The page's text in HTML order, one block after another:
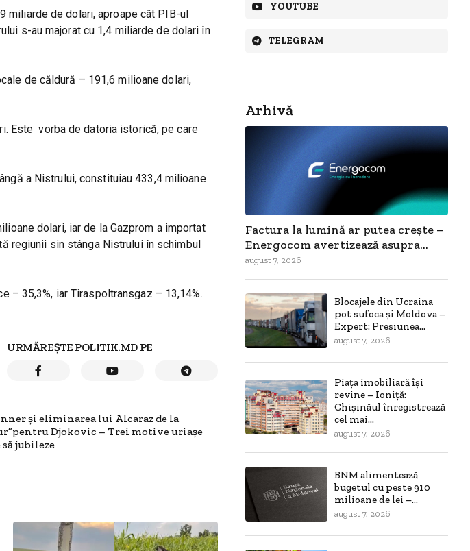
miliarde de dolari, aproape cât PIB-ul
s-au majorat cu 1,4 miliarde de dolari în
de căldură – 191,6 milioane dolari,
Este vorba de datoria istorică, pe care
a Nistrului, constituiau 433,4 milioane
dolari, iar de la Gazprom a importat
regiunii sin stânga Nistrului în schimbul
– 35,3%, iar Tiraspoltransgaz – 13,14%.
URMĂREȘTE POLITIK.MD PE
și eliminarea lui Alcaraz de la
Djokovic – Trei motive uriașe
jubileze
YOUTUBE
TELEGRAM
Arhivă
Factura la lumină ar putea crește –
Energocom avertizează asupra...
august 7, 2026
Blocajele din Ucraina
pot sufoca și Moldova –
Expert: Presiunea...
august 7, 2026
Piața imobiliară își
revine – Ioniță:
Chișinăul înregistrează
cel mai...
august 7, 2026
BNM alimentează
bugetul cu peste 910
milioane de lei –...
august 7, 2026